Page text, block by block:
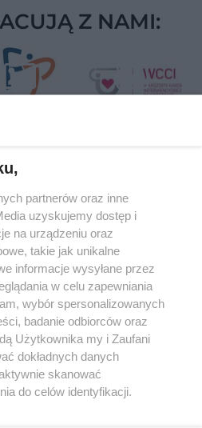
Z NAMI:
nie może być powielany i
w jakikolwiek sposób
mechaniczny) na jakimkolwiek polu
włącznie z umieszczaniem w
praw. Jakiekolwiek użycie
lub w części z naruszeniem
jest zabronione pod groźbą kary i
O nas
partnerów oraz inne
uzyskujemy dostęp i
na urządzeniu oraz
takie jak unikalne
informacje wysyłane przez
w celu zapewniania
wybór spersonalizowanych
badanie odbiorców oraz
Użytkownika my i Zaufani
dokładnych danych
skanować
do celów identyfikacji.